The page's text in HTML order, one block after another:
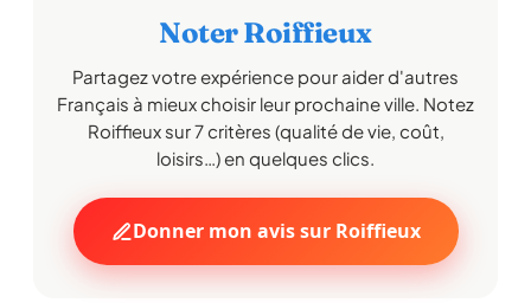
Noter Roiffieux
Partagez votre expérience pour aider d'autres
Français à mieux choisir leur prochaine ville. Notez
Roiffieux sur 7 critères (qualité de vie, coût,
loisirs…) en quelques clics.
Donner mon avis sur Roiffieux